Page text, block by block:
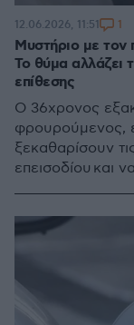
Μυστήριο με τον
Το θύμα αλλάζει
επίθεσης
Ο 36χρονος
φρουρούμενος,
ξεκαθαρίσουν
επεισοδίου και
12.06.2026, 11:51 1